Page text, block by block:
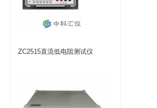
ZC2515直流低电阻测试仪